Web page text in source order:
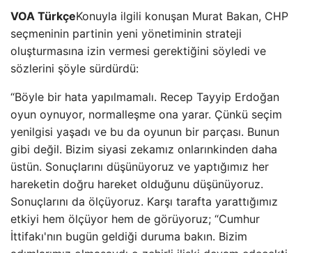
VOA TürkçeKonuyla ilgili konuşan Murat Bakan, CHP
seçmeninin partinin yeni yönetiminin strateji
oluşturmasına izin vermesi gerektiğini söyledi ve
sözlerini şöyle sürdürdü:
“Böyle bir hata yapılmamalı. Recep Tayyip Erdoğan
oyun oynuyor, normalleşme ona yarar. Çünkü seçim
yenilgisi yaşadı ve bu da oyunun bir parçası. Bunun
gibi değil. Bizim siyasi zekamız onlarınkinden daha
üstün. Sonuçlarını düşünüyoruz ve yaptığımız her
hareketin doğru hareket olduğunu düşünüyoruz.
Sonuçlarını da ölçüyoruz. Karşı tarafta yarattığımız
etkiyi hem ölçüyor hem de görüyoruz; “Cumhur
İttifakı'nın bugün geldiği duruma bakın. Bizim